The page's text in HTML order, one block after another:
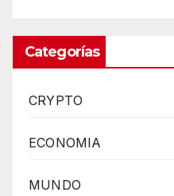
Categorías
CRYPTO
ECONOMIA
MUNDO